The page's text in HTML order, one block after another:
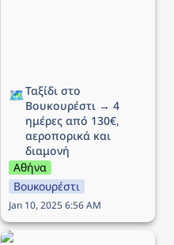
🗺️Ταξίδι στο
Βουκουρέστι → 4
ημέρες από 130€,
αεροπορικά και
διαμονή
Αθήνα
Βουκουρέστι
Jan 10, 2025 6:56 AM
Ταξίδι στην Κρακοβία →